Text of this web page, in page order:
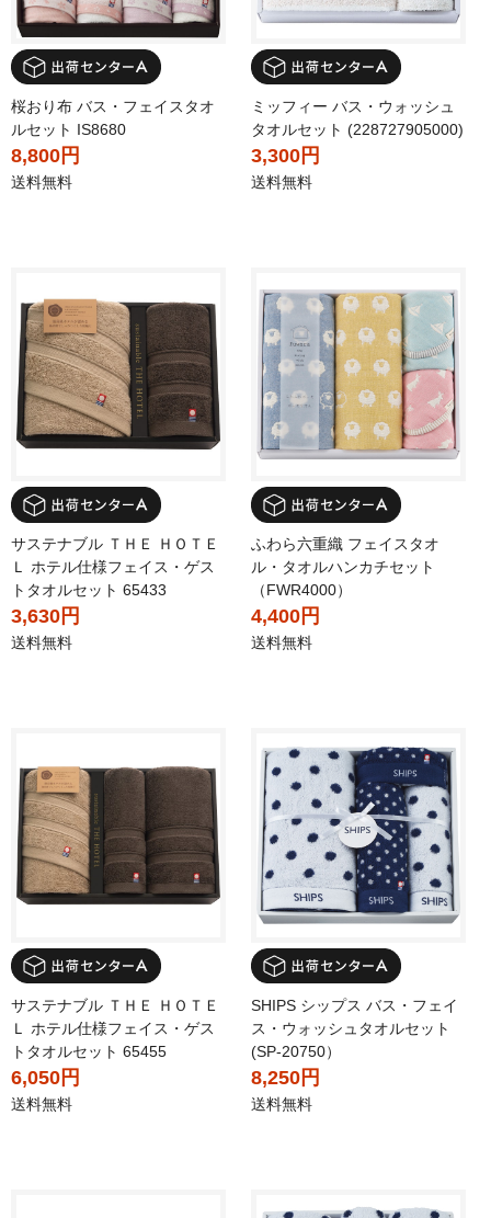
桜おり布 バス・フェイスタオ
ルセット IS8680
8,800円
送料無料
ミッフィー バス・ウォッシュ
タオルセット (228727905000)
3,300円
送料無料
サステナブル ＴＨＥ ＨＯＴＥ
Ｌ ホテル仕様フェイス・ゲス
トタオルセット 65433
3,630円
送料無料
ふわら六重織 フェイスタオ
ル・タオルハンカチセット
（FWR4000）
4,400円
送料無料
サステナブル ＴＨＥ ＨＯＴＥ
Ｌ ホテル仕様フェイス・ゲス
トタオルセット 65455
6,050円
送料無料
SHIPS シップス バス・フェイ
ス・ウォッシュタオルセット
(SP-20750）
8,250円
送料無料